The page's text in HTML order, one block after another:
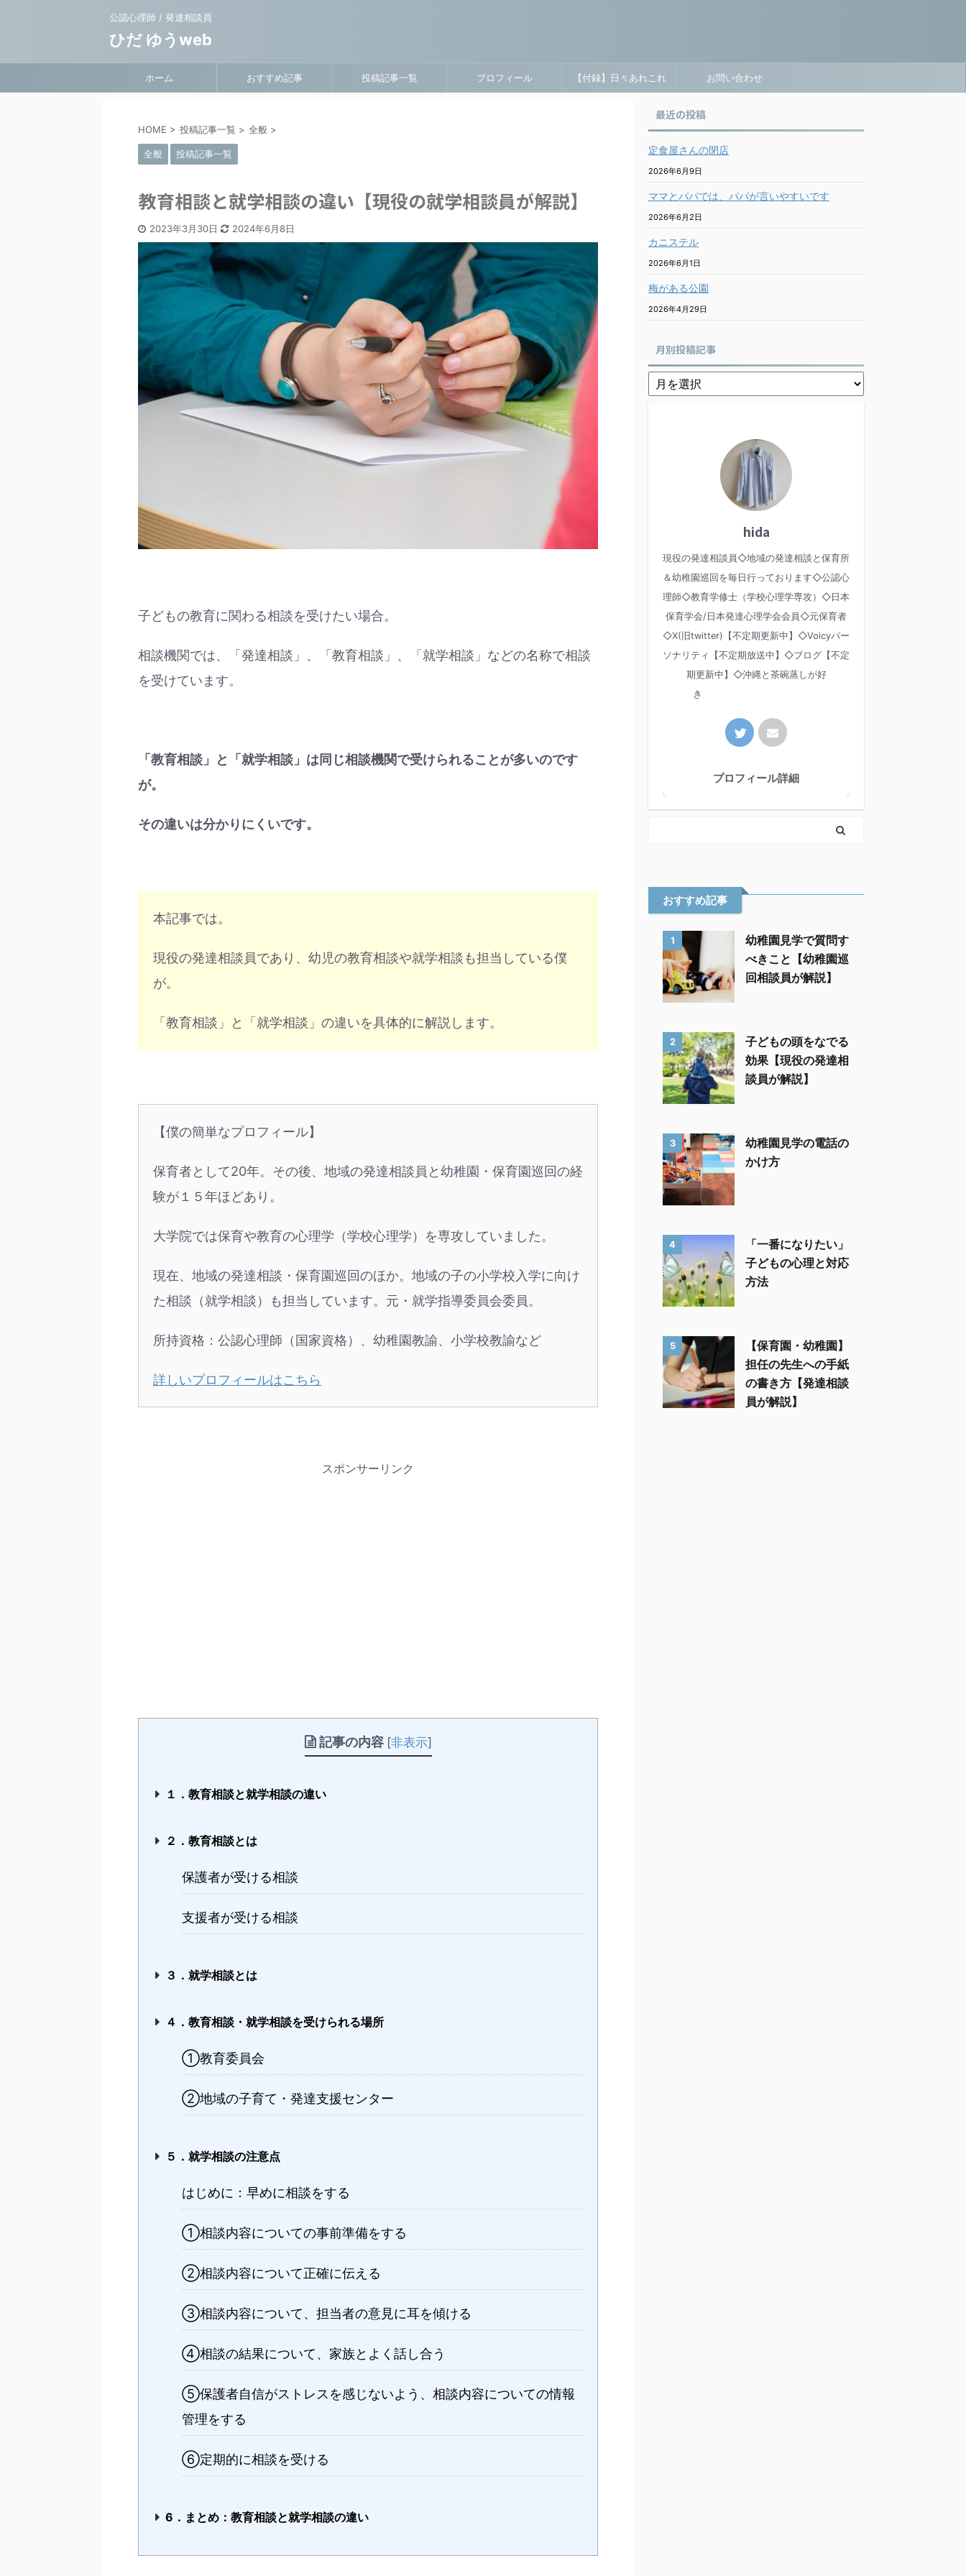
公認心理師 / 発達相談員
ひだ ゆうweb
ホーム おすすめ記事 投稿記事一覧 プロフィール 【付録】日々あれこれ お問い合わせ
HOME > 投稿記事一覧 > 全般 >
全般 投稿記事一覧
教育相談と就学相談の違い【現役の就学相談員が解説】
2023年3月30日 2024年6月8日
子どもの教育に関わる相談を受けたい場合。
相談機関では、「発達相談」、「教育相談」、「就学相談」などの名称で相談
を受けています。
「教育相談」と「就学相談」は同じ相談機関で受けられることが多いのです
が。
その違いは分かりにくいです。
本記事では。
現役の発達相談員であり、幼児の教育相談や就学相談も担当している僕
が。
「教育相談」と「就学相談」の違いを具体的に解説します。
【僕の簡単なプロフィール】
保育者として20年。その後、地域の発達相談員と幼稚園・保育園巡回の経
験が１５年ほどあり。
大学院では保育や教育の心理学（学校心理学）を専攻していました。
現在、地域の発達相談・保育園巡回のほか。地域の子の小学校入学に向け
た相談（就学相談）も担当しています。元・就学指導委員会委員。
所持資格：公認心理師（国家資格）、幼稚園教諭、小学校教諭など
詳しいプロフィールはこちら
スポンサーリンク
記事の内容 [非表示]
１．教育相談と就学相談の違い
２．教育相談とは
保護者が受ける相談
支援者が受ける相談
３．就学相談とは
４．教育相談・就学相談を受けられる場所
①教育委員会
②地域の子育て・発達支援センター
５．就学相談の注意点
はじめに：早めに相談をする
①相談内容についての事前準備をする
②相談内容について正確に伝える
③相談内容について、担当者の意見に耳を傾ける
④相談の結果について、家族とよく話し合う
⑤保護者自信がストレスを感じないよう、相談内容についての情報
管理をする
⑥定期的に相談を受ける
6．まとめ：教育相談と就学相談の違い
最近の投稿
定食屋さんの閉店
2026年6月9日
ママとパパでは、パパが言いやすいです
2026年6月2日
カニステル
2026年6月1日
梅がある公園
2026年4月29日
月別投稿記事
hida
現役の発達相談員◇地域の発達相談と保育所
＆幼稚園巡回を毎日行っております◇公認心
理師◇教育学修士（学校心理学専攻）◇日本
保育学会/日本発達心理学会会員◇元保育者
◇X(旧twitter)【不定期更新中】◇Voicyパー
ソナリティ【不定期放送中】◇ブログ【不定
期更新中】◇沖縄と茶碗蒸しが好
き
プロフィール詳細
おすすめ記事
1
幼稚園見学で質問す
べきこと【幼稚園巡
回相談員が解説】
2
子どもの頭をなでる
効果【現役の発達相
談員が解説】
3
幼稚園見学の電話の
かけ方
4
「一番になりたい」
子どもの心理と対応
方法
5
【保育園・幼稚園】
担任の先生への手紙
の書き方【発達相談
員が解説】